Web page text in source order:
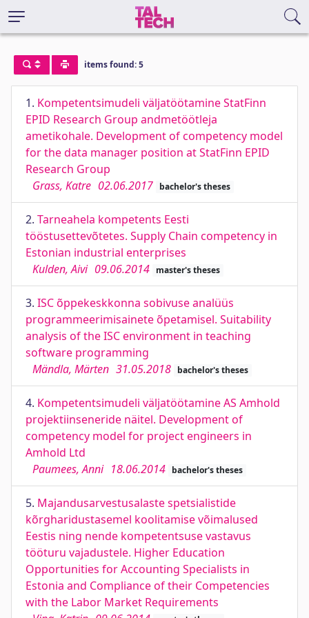
items found: 5
1. Kompetentsimudeli väljatöötamine StatFinn
EPID Research Group andmetöötleja
ametikohale. Development of competency model
for the data manager position at StatFinn EPID
Research Group
Grass, Katre 02.06.2017 bachelor's theses
2. Tarneahela kompetents Eesti
tööstusettevõtetes. Supply Chain competency in
Estonian industrial enterprises
Kulden, Aivi 09.06.2014 master's theses
3. ISC õppekeskkonna sobivuse analüüs
programmeerimisainete õpetamisel. Suitability
analysis of the ISC environment in teaching
software programming
Mändla, Märten 31.05.2018 bachelor's theses
4. Kompetentsimudeli väljatöötamine AS Amhold
projektiinseneride näitel. Development of
competency model for project engineers in
Amhold Ltd
Paumees, Anni 18.06.2014 bachelor's theses
5. Majandusarvestusalaste spetsialistide
kõrgharidustasemel koolitamise võimalused
Eestis ning nende kompetentsuse vastavus
tööturu vajadustele. Higher Education
Opportunities for Accounting Specialists in
Estonia and Compliance of their Competencies
with the Labor Market Requirements